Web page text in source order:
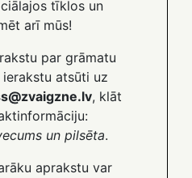
tīklos un
arī mūs!
par grāmatu
atsūti uz
, klāt
un pilsēta.
aprakstu var